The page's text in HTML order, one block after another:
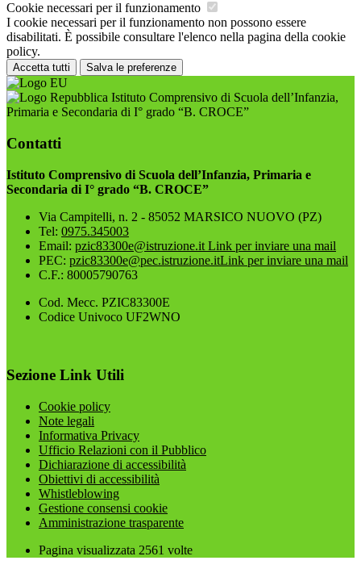
Cookie necessari per il funzionamento
I cookie necessari per il funzionamento non possono essere
disabilitati. È possibile consultare l'elenco nella pagina della cookie
policy.
Accetta tutti Salva le preferenze
Istituto Comprensivo di Scuola dell’Infanzia,
Primaria e Secondaria di I° grado “B. CROCE”
Contatti
Istituto Comprensivo di Scuola dell’Infanzia, Primaria e
Secondaria di I° grado “B. CROCE”
Via Campitelli, n. 2 - 85052 MARSICO NUOVO (PZ)
Tel: 0975.345003
Email: pzic83300e@istruzione.it Link per inviare una mail
PEC: pzic83300e@pec.istruzione.itLink per inviare una mail
C.F.: 80005790763
Cod. Mecc. PZIC83300E
Codice Univoco UF2WNO
Sezione Link Utili
Cookie policy
Note legali
Informativa Privacy
Ufficio Relazioni con il Pubblico
Dichiarazione di accessibilità
Obiettivi di accessibilità
Whistleblowing
Gestione consensi cookie
Amministrazione trasparente
Pagina visualizzata 2561 volte